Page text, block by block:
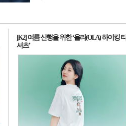
[K2] 여름 산행을 위한 ‘올라(OLA) 하이킹 티
셔츠’